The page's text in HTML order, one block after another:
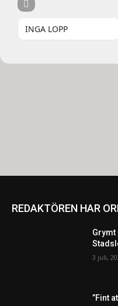
INGA LOPP
REDAKTÖREN HAR
3 juli,
”Fint